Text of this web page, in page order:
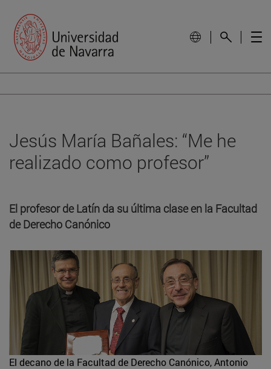
Jesús María Bañales: “Me he
realizado como profesor”
El profesor de Latín da su última clase en la Facultad
de Derecho Canónico
El decano de la Facultad de Derecho Canónico, Antonio